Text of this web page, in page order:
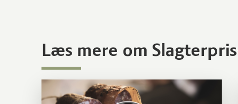
Læs mere om
Læs mere om Om Slagter- og Delikatesseprisen 2026